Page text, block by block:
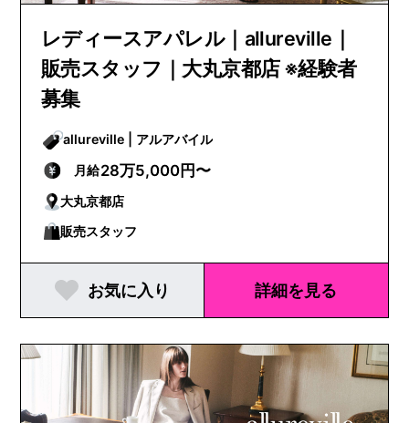
レディースアパレル｜allureville｜
販売スタッフ｜大丸京都店 ※経験者
募集
allureville | アルアバイル
月給28万5,000円〜
大丸京都店
販売スタッフ
お気に入り 詳細を見る